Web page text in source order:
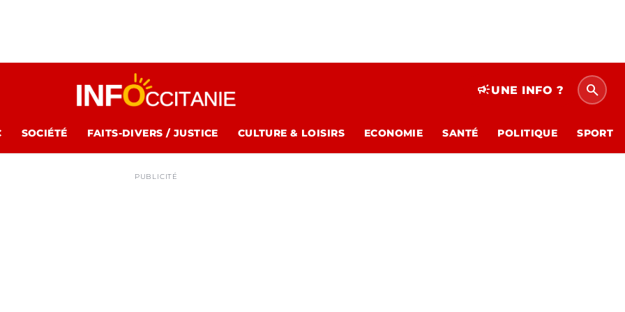
campaignUNE INFO ? search
SOCIÉTÉ FAITS-DIVERS / JUSTICE CULTURE & LOISIRS ECONOMIE SANTÉ POLITIQUE SPORT
PUBLICITÉ